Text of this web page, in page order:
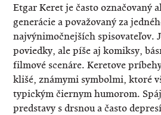
Etgar Keret je často označovaný
generácie a považovaný za
najvýnimočnejších spisovateľov.
poviedky, ale píše aj komiksy,
filmové scenáre. Keretove
klišé, známymi symbolmi, ktoré
typickým čiernym humorom.
predstavy s drsnou a často